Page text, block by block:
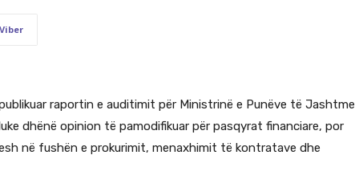
Viber
raportin e auditimit për Ministrinë e Punëve të Jashtme
dhënë opinion të pamodifikuar për pasqyrat financiare, por
në fushën e prokurimit, menaxhimit të kontratave dhe